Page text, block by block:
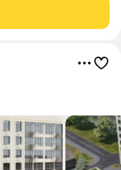
есть